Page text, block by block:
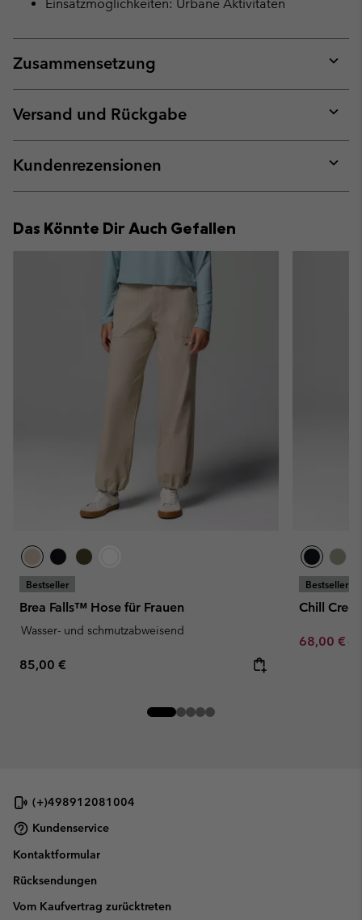
Einsatzmöglichkeiten: Urbane Aktivitäten
Zusammensetzung
or
Versand und Rückgabe
or
Kundenrezensionen
or
Das Könnte Dir Auch Gefallen
Bestseller
Brea Falls™ Hose für Frauen
Wasser- und schmutzabweisend
Regular price:
85,00 €
Bestseller
Chill
Sale price:
68,00 €
(+)498912081004
Kundenservice
Kontaktformular
Rücksendungen
Vom Kaufvertrag zurücktreten